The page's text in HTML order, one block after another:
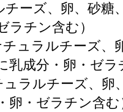
ーズ、卵、砂糖
ラチン含む）
ュラルチーズ、
成分・卵・ゼラ
ラルチーズ、卵
・ゼラチン含む